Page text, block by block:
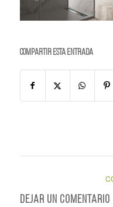
Compartir esta entrada
Dejar un comentario